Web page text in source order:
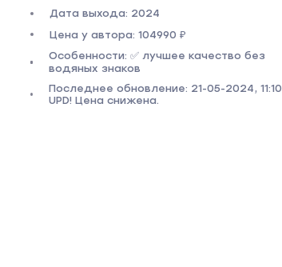
Дата выхода: 2024
Цена у автора: 104990 ₽
Особенности: ✅ лучшее качество без
водяных знаков
Последнее обновление: 21-05-2024, 11:10
UPD! Цена снижена.